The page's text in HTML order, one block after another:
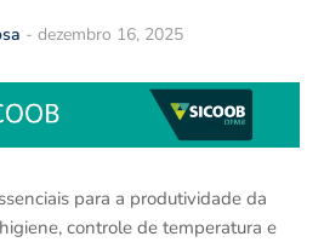
- dezembro 16, 2025
para a produtividade da
controle de temperatura e